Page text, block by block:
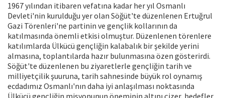
1967 yılından itibaren vefatına kadar her yıl Osmanlı
Devleti'nin kurulduğu yer olan Söğüt'te düzenlenen Ertuğrul
Gazi Törenleri'ne partinin ve gençlik kollarının da
katılmasında önemli etkisi olmuştur. Düzenlenen törenlere
katılımlarda Ülkücü gençliğin kalabalık bir şekilde yerini
almasına, toplantılarda hazır bulunmasına özen gösterirdi.
Söğüt'te düzenlenen bu ziyaretlerle gençliğin tarih ve
milliyetçilik şuuruna, tarih sahnesinde büyük rol oynamış
ecdadımız Osmanlı'nın daha iyi anlaşılması noktasında